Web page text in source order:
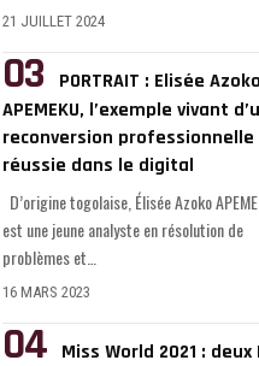
21 JUILLET 2024
PORTRAIT : Elisée Azoko
APEMEKU, l’exemple vivant
reconversion professionnelle
réussie dans le digital
D’origine togolaise, Élisée Azoko
est une jeune analyste en résolution de
problèmes et
16 MARS 2023
Miss World 2021 : deux